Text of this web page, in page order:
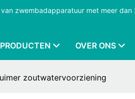
zwembadapparatuur met meer
PRODUCTEN OVER ONS
zoutwatervoorziening